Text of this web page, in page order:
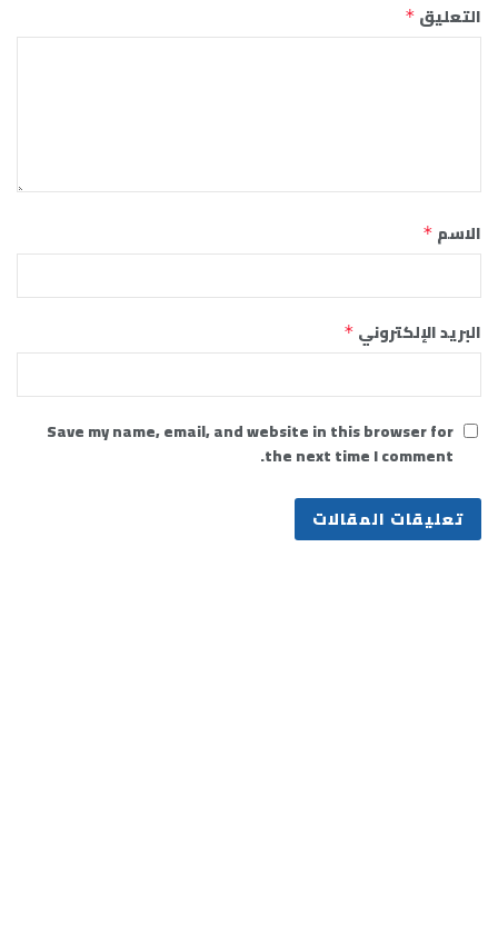
التعليق *
الاسم *
البريد الإلكتروني *
Save my name, email, and website in this browser for
the next time I comment.